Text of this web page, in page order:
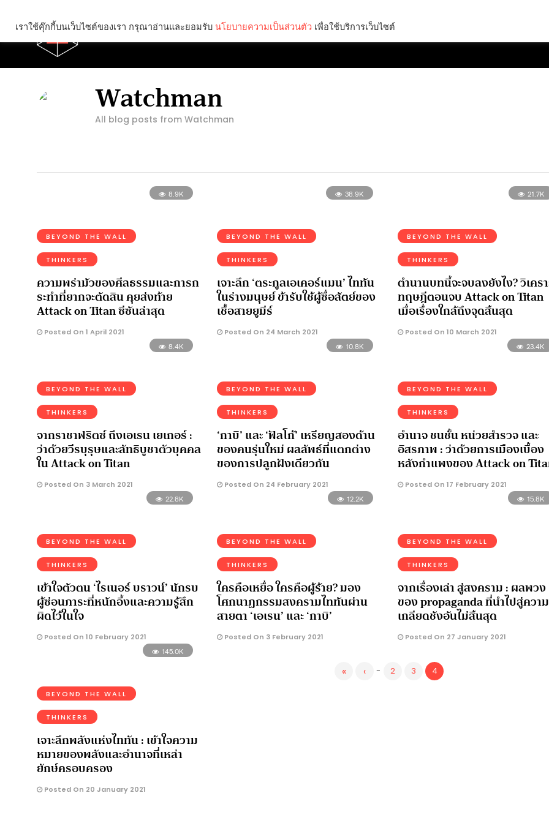
Watchman
All blog posts from Watchman
8.9K
BEYOND THE WALL
THINKERS
ความพร่ามัวของศีลธรรมและการก
ระทำที่ยากจะตัดสิน คุยส่งท้าย
Attack on Titan ซีซันล่าสุด
Posted On 1 April 2021
38.9K
BEYOND THE WALL
THINKERS
เจาะลึก ‘ตระกูลเอเคอร์แมน’ ไททัน
ในร่างมนุษย์ ข้ารับใช้ผู้ซื่อสัตย์ของ
เชื้อสายยูมีร์
Posted On 24 March 2021
21.7K
BEYOND THE WALL
THINKERS
ตำนานบทนี้จะจบลงยังไง? วิเคร
ทฤษฎีตอนจบ Attack on Titan
เมื่อเรื่องใกล้ถึงจุดสิ้นสุด
Posted On 10 March 2021
8.4K
BEYOND THE WALL
THINKERS
จากราชาฟริตซ์ ถึงเอเรน เยเกอร์ :
ว่าด้วยวีรบุรุษและลัทธิบูชาตัวบุคคล
ใน Attack on Titan
Posted On 3 March 2021
10.8K
BEYOND THE WALL
THINKERS
‘กาบิ’ และ ‘ฟัลโก้’ เหรียญสองด้าน
ของคนรุ่นใหม่ ผลลัพธ์ที่แตกต่าง
ของการปลูกฝังเดียวกัน
Posted On 24 February 2021
23.4K
BEYOND THE WALL
THINKERS
อำนาจ ชนชั้น หน่วยสำรวจ และ
อิสรภาพ : ว่าด้วยการเมืองเบื้อง
หลังกำแพงของ Attack on
Posted On 17 February 2021
22.8K
BEYOND THE WALL
THINKERS
เข้าใจตัวตน ‘ไรเนอร์ บราวน์’ นักรบ
ผู้ซ่อนภาระที่หนักอึ้งและความรู้สึก
ผิดไว้ในใจ
Posted On 10 February 2021
12.2K
BEYOND THE WALL
THINKERS
ใครคือเหยื่อ ใครคือผู้ร้าย? มอง
โศกนาฏกรรมสงครามไททันผ่าน
สายตา ‘เอเรน’ และ ‘กาบิ’
Posted On 3 February 2021
15.8K
BEYOND THE WALL
THINKERS
จากเรื่องเล่า สู่สงคราม : ผลพวง
ของ propaganda ที่นำไปสู่ความ
เกลียดชังอันไม่สิ้นสุด
Posted On 27 January 2021
145.0K
BEYOND THE WALL
THINKERS
เจาะลึกพลังแห่งไททัน : เข้าใจความ
หมายของพลังและอำนาจที่เหล่า
ยักษ์ครอบครอง
Posted On 20 January 2021
« ‹ - 2 3 4
เราใช้คุ๊กกี้บนเว็บไซต์ของเรา กรุณาอ่านและยอมรับ นโยบายความเป็นส่วนตัว เพื่อใช้บริการเว็บไซต์